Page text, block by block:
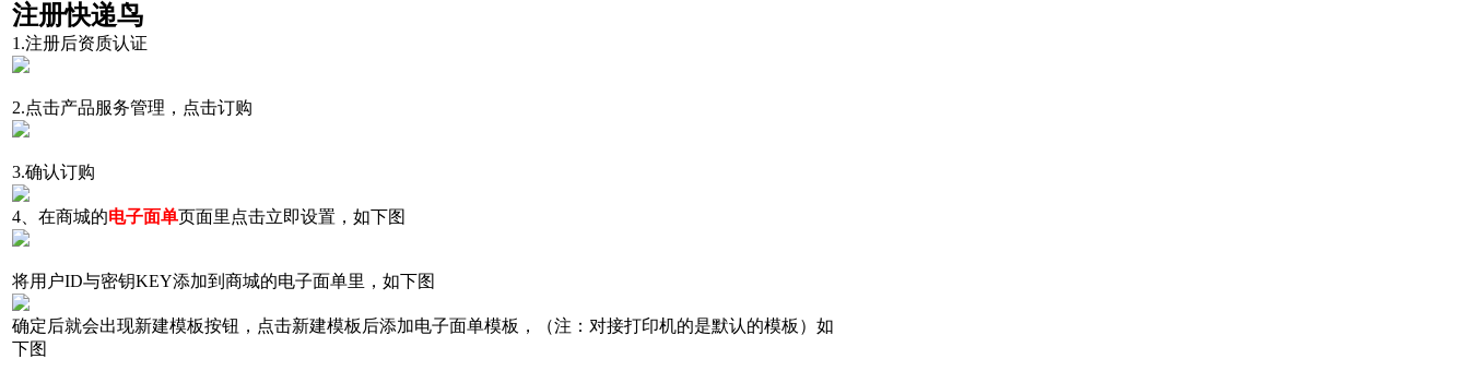
注册快递鸟
1.注册后资质认证
2.点击产品服务管理，点击订购
3.确认订购
4、在商城的电子面单页面里点击立即设置，如下图
将用户ID与密钥KEY添加到商城的电子面单里，如下图
确定后就会出现新建模板按钮，点击新建模板后添加电子面单模板，（注：对接打印机的是默认的模板）如
下图